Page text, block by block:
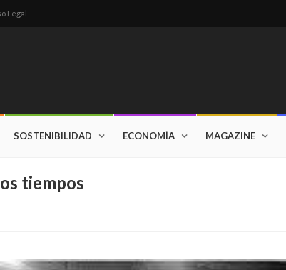
Legal
SOSTENIBILIDAD ECONOMÍA MAGAZINE
tiempos